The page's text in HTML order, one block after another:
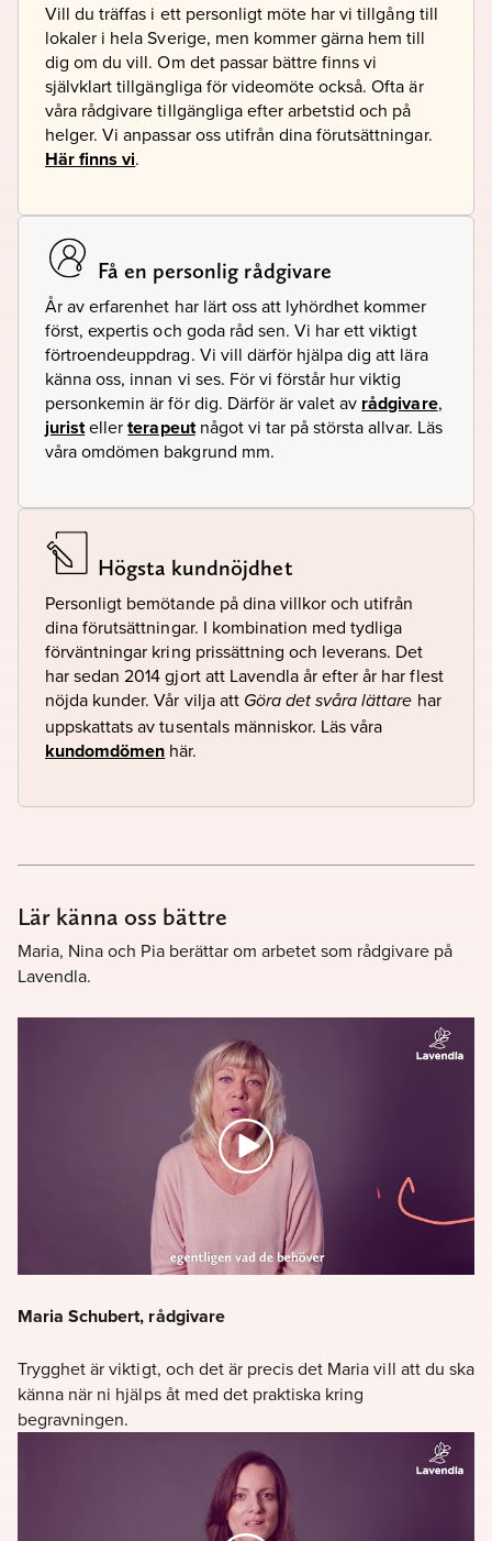
Vill du träffas i ett personligt möte har vi tillgång till
lokaler i hela Sverige, men kommer gärna hem till
dig om du vill. Om det passar bättre finns vi
självklart tillgängliga för videomöte också. Ofta är
våra rådgivare tillgängliga efter arbetstid och på
helger. Vi anpassar oss utifrån dina förutsättningar.
Här finns vi.
Få en personlig rådgivare
År av erfarenhet har lärt oss att lyhördhet kommer
först, expertis och goda råd sen. Vi har ett viktigt
förtroendeuppdrag. Vi vill därför hjälpa dig att lära
känna oss, innan vi ses. För vi förstår hur viktig
personkemin är för dig. Därför är valet av rådgivare,
juristellerterapeutnågot vi tar på största allvar. Läs
våra omdömen bakgrund mm.
Högsta kundnöjdhet
Personligt bemötande på dina villkor och utifrån
dina förutsättningar. I kombination med tydliga
förväntningar kring prissättning och leverans. Det
har sedan 2014 gjort att Lavendla år efter år har flest
nöjda kunder. Vår vilja att Göra det svåra lättare har
uppskattats av tusentals människor. Läs våra
kundomdömen här.
Lär känna oss bättre
Maria, Nina och Pia berättar om arbetet som rådgivare på
Lavendla.
Maria Schubert, rådgivare
Trygghet är viktigt, och det är precis det Maria vill att du ska
känna när ni hjälps åt med det praktiska kring
begravningen.